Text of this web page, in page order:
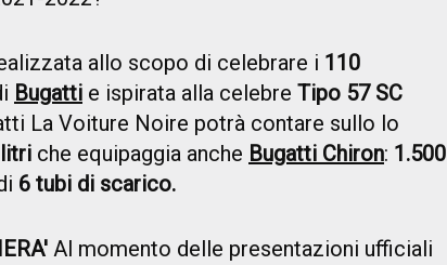
allo scopo di celebrare i 110
Bugatti e ispirata alla celebre Tipo 57 SC
La Voiture Noire potrà contare sullo lo
che equipaggia anche Bugatti Chiron: 1.500
6 tubi di scarico.
Al momento delle presentazioni ufficiali